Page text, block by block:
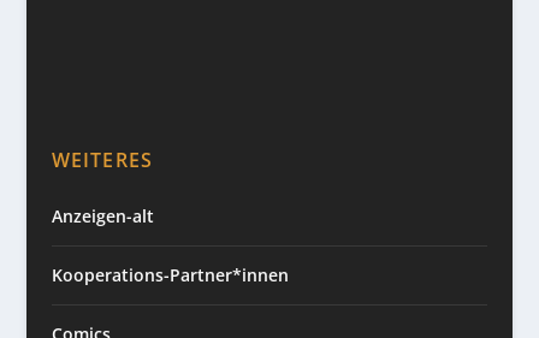
WEITERES
Anzeigen-alt
Kooperations-Partner*innen
Comics